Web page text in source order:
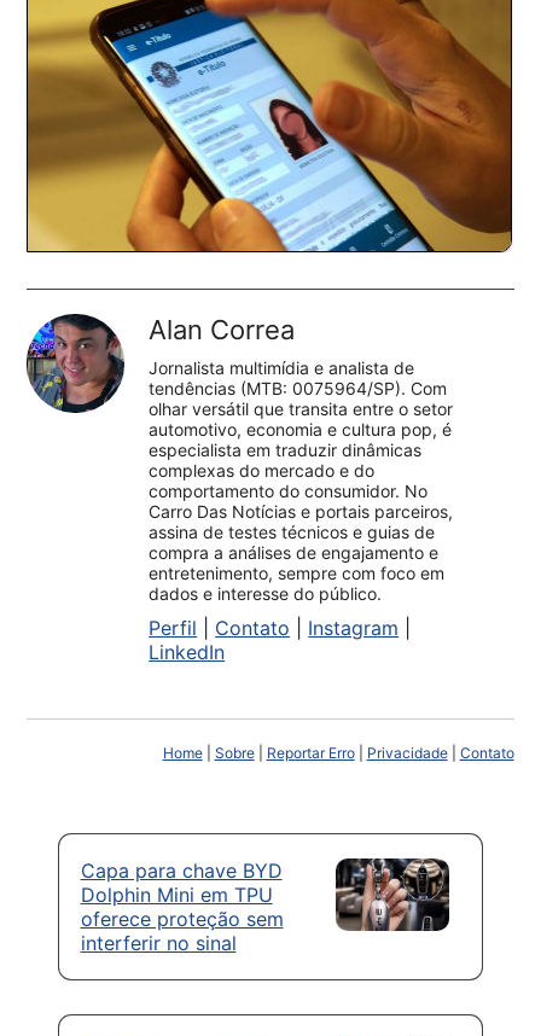
Alan Correa
Jornalista multimídia e analista de
tendências (MTB: 0075964/SP). Com
olhar versátil que transita entre o setor
automotivo, economia e cultura pop, é
especialista em traduzir dinâmicas
complexas do mercado e do
comportamento do consumidor. No
Carro Das Notícias e portais parceiros,
assina de testes técnicos e guias de
compra a análises de engajamento e
entretenimento, sempre com foco em
dados e interesse do público.
Perfil Contato Instagram
LinkedIn
Home| Sobre| Reportar Erro| Privacidade| Contato
Capa para chave BYD
Dolphin Mini em TPU
oferece proteção sem
interferir no sinal